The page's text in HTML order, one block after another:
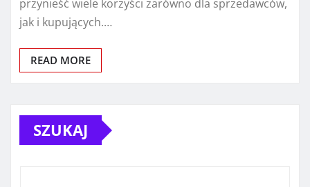
przynieść wiele korzyści zarówno dla sprzedawców,
jak i kupujących.…
READ MORE
SZUKAJ